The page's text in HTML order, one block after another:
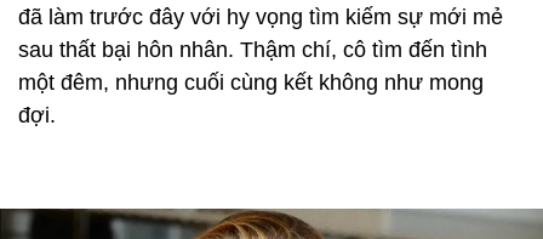
đã làm trước đây với hy vọng tìm kiếm sự mới mẻ
sau thất bại hôn nhân. Thậm chí, cô tìm đến tình
một đêm, nhưng cuối cùng kết không như mong
đợi.